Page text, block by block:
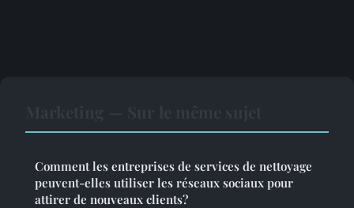
Comment les entreprises de services de nettoyage
peuvent-elles utiliser les réseaux sociaux pour
attirer de nouveaux clients?